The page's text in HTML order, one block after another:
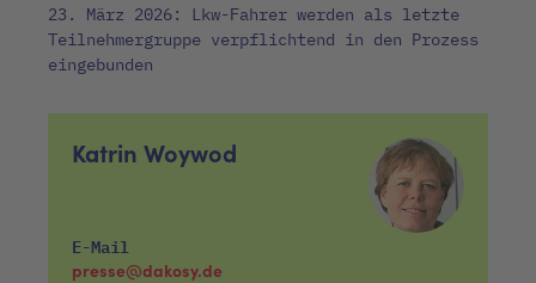
23. März 2026: Lkw-Fahrer werden als letzte
Teilnehmergruppe verpflichtend in den Prozess
eingebunden
Katrin Woywod
E-Mail
presse@dakosy.de